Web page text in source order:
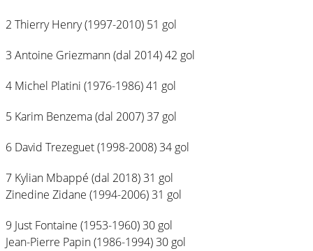
2 Thierry Henry (1997-2010) 51 gol
3 Antoine Griezmann (dal 2014) 42 gol
4 Michel Platini (1976-1986) 41 gol
5 Karim Benzema (dal 2007) 37 gol
6 David Trezeguet (1998-2008) 34 gol
7 Kylian Mbappé (dal 2018) 31 gol
Zinedine Zidane (1994-2006) 31 gol
9 Just Fontaine (1953-1960) 30 gol
Jean-Pierre Papin (1986-1994) 30 gol